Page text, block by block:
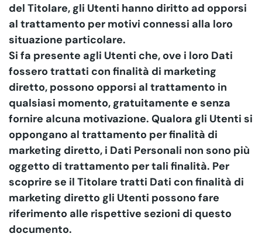
del Titolare, gli Utenti hanno diritto ad opporsi
al trattamento per motivi connessi alla loro
situazione particolare.
Si fa presente agli Utenti che, ove i loro Dati
fossero trattati con finalità di marketing
diretto, possono opporsi al trattamento in
qualsiasi momento, gratuitamente e senza
fornire alcuna motivazione. Qualora gli Utenti si
oppongano al trattamento per finalità di
marketing diretto, i Dati Personali non sono più
oggetto di trattamento per tali finalità. Per
scoprire se il Titolare tratti Dati con finalità di
marketing diretto gli Utenti possono fare
riferimento alle rispettive sezioni di questo
documento.